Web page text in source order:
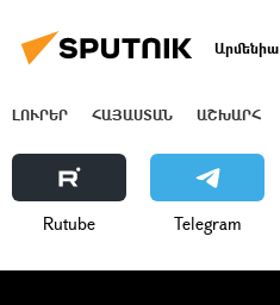
Արմենիա
ԼՈՒՐԵՐ ՀԱՅԱՍՏԱՆ ԱՇԽԱՐՀ
Rutube Telegram